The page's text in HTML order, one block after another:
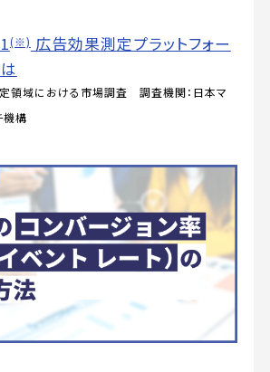
(※)広告効果測定プラットフォー
領域における市場調査 調査機関：日本マ
機構